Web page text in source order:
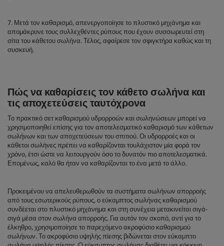
7. Μετά τον καθαρισμό, απενεργοποίησε το πλυστικό μηχάνημα και
απομάκρυνε τους συλλεχθέντες ρύπους που έχουν συσσωρευτεί στη
σίτα του κάθετου σωλήνα. Τέλος, αφαίρεσε τον σφιγκτήρα καθώς και τη
συσκευή.
Πώς να καθαρίσεις τον κάθετο σωλήνα και
τις αποχετεύσεις ταυτόχρονα
Το πρακτικό σετ καθαρισμού υδρορροών και σωληνώσεων μπορεί να
χρησιμοποιηθεί επίσης για τον αποτελεσματικό καθαρισμό των κάθετων
σωλήνων και των αποχετεύσεων του σπιτιού. Οι υδρορροές και οι
κάθετοι σωλήνες πρέπει να καθαρίζονται τουλάχιστον μία φορά τον
χρόνο, έτσι ώστε να λειτουργούν όσο το δυνατόν πιο αποτελεσματικά.
Επομένως, καλό θα ήταν να καθαρίζονται το ένα μετά το άλλο.
Προκειμένου να απελευθερωθούν τα συστήματα σωλήνων απορροής
από τους εσωτερικούς ρύπους, ο εύκαμπτος σωλήνας καθαρισμού
συνδέεται στο πλυστικό μηχάνημα και στη συνέχεια μετακινείται σιγά-
σιγά μέσα στον σωλήνα απορροής. Για αυτόν τον σκοπό, αντί για το
έλκηθρο, χρησιμοποίησε το παρεχόμενο ακροφύσιο καθαρισμού
σωλήνων. Το ακροφύσιο υψηλής πίεσης βιδώνεται στον εύκαμπτο